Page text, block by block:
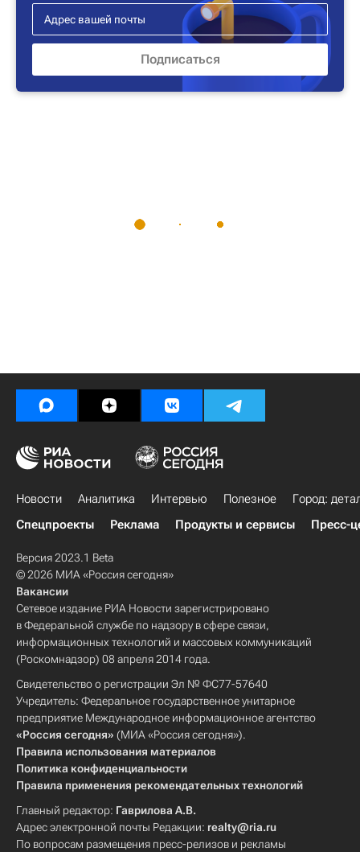
Новости Аналитика Интервью Полезное
Город:
Спецпроекты
Реклама Продукты и сервисы Пресс-
Версия 2023.1 Beta
© 2026 МИА «Россия сегодня»
Вакансии
Сетевое издание РИА Новости зарегистрировано
в Федеральной службе по надзору в сфере связи,
информационных технологий и массовых коммуникаций
(Роскомнадзор) 08 апреля 2014 года.
Свидетельство о регистрации Эл № ФС77-57640
Учредитель: Федеральное государственное унитарное
предприятие Международное информационное агентство
«Россия сегодня» (МИА «Россия сегодня»).
Правила использования материалов
Политика конфиденциальности
Правила применения рекомендательных технологий
Главный редактор: Гаврилова А.В.
Адрес электронной почты Редакции: realty@ria.ru
По вопросам размещения пресс-релизов и рекламы